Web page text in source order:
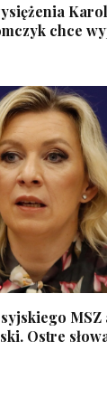
chce
MSZ
Ostre